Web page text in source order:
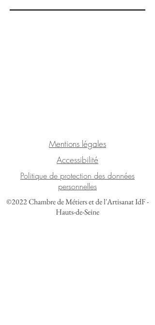
Mentions légales
Accessibilité
Politique de protection des données
personnelles
©2022 Chambre de Métiers et de l'Artisanat IdF -
Hauts-de-Seine